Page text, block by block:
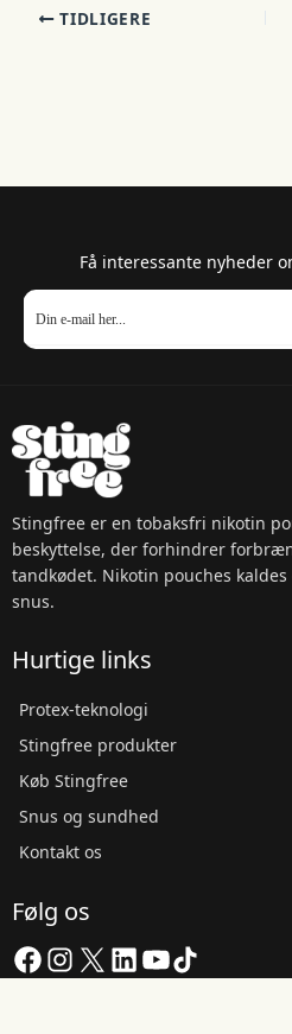
TIDLIGERE
Få interessante nyheder
Stingfree er en tobaksfri nikotin
beskyttelse, der forhindrer
tandkødet. Nikotin pouches
snus.
Hurtige links
Protex-teknologi
Stingfree produkter
Køb Stingfree
Snus og sundhed
Kontakt os
Følg os
Facebook
Instagram
X LinkedIn
YouTube
TikTok